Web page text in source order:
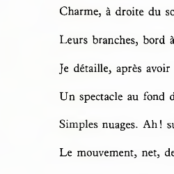
Charme,  à  droite  du
Leurs  branches,  bord
Je  détaille,  après
Un  spectacle  au  fond
Simples  nuages.  A h !
Le  mouvement,  net,